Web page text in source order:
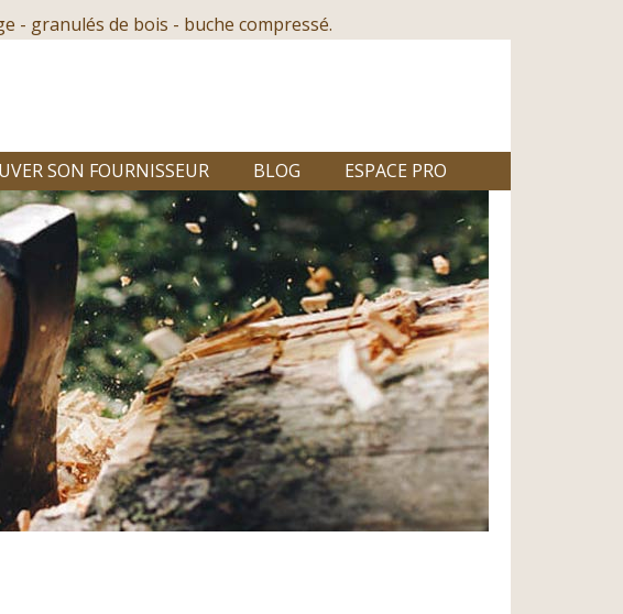
- granulés de bois - buche compressé.
SON FOURNISSEUR BLOG ESPACE PRO